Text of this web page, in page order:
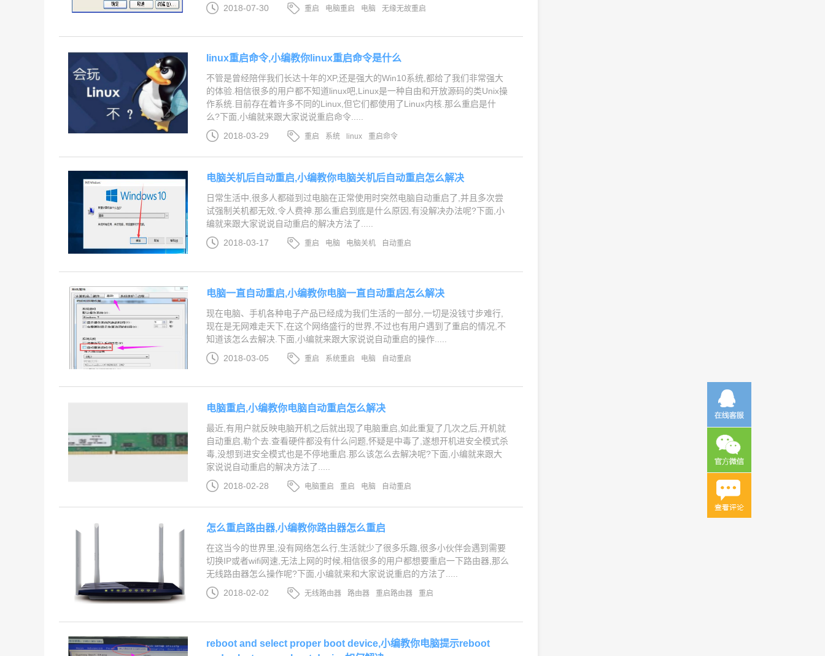
2018-07-30
重启 电脑重启 电脑 无缘无故重启
linux重启命令,小编教你linux重启命令是什么
不管是曾经陪伴我们长达十年的XP,还是强大的Win10系统,都给了我们非常强大
的体验.相信很多的用户都不知道linux吧,Linux是一种自由和开放源码的类Unix操
作系统.目前存在着许多不同的Linux,但它们都使用了Linux内核.那么重启是什
么?下面,小编就来跟大家说说重启命令.....
2018-03-29
重启 系统 linux 重启命令
电脑关机后自动重启,小编教你电脑关机后自动重启怎么解决
日常生活中,很多人都碰到过电脑在正常使用时突然电脑自动重启了,并且多次尝
试强制关机都无效,令人费神.那么重启到底是什么原因,有没解决办法呢?下面,小
编就来跟大家说说自动重启的解决方法了.....
2018-03-17
重启 电脑 电脑关机 自动重启
电脑一直自动重启,小编教你电脑一直自动重启怎么解决
现在电脑、手机各种电子产品已经成为我们生活的一部分,一切是没钱寸步难行,
现在是无网难走天下,在这个网络盛行的世界,不过也有用户遇到了重启的情况,不
知道该怎么去解决.下面,小编就来跟大家说说自动重启的操作.....
2018-03-05
重启 系统重启 电脑 自动重启
电脑重启,小编教你电脑自动重启怎么解决
最近,有用户就反映电脑开机之后就出现了电脑重启,如此重复了几次之后,开机就
自动重启,勒个去.查看硬件都没有什么问题,怀疑是中毒了,遂想开机进安全模式杀
毒,没想到进安全模式也是不停地重启.那么该怎么去解决呢?下面,小编就来跟大
家说说自动重启的解决方法了.....
2018-02-28
电脑重启 重启 电脑 自动重启
怎么重启路由器,小编教你路由器怎么重启
在这当今的世界里,没有网络怎么行,生活就少了很多乐趣,很多小伙伴会遇到需要
切换IP或者wifi网速,无法上网的时候,相信很多的用户都想要重启一下路由器,那么
无线路由器怎么操作呢?下面,小编就来和大家说说重启的方法了.....
2018-02-02
无线路由器 路由器 重启路由器 重启
reboot and select proper boot device,小编教你电脑提示reboot